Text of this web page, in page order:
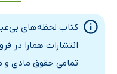
هوس سبز
تقدیر این دل تنها...
مبادا که از شاعرت بگذری!
کتاب لحظه‌های
انتشارات همارا در
تمامی حقوق مادی و